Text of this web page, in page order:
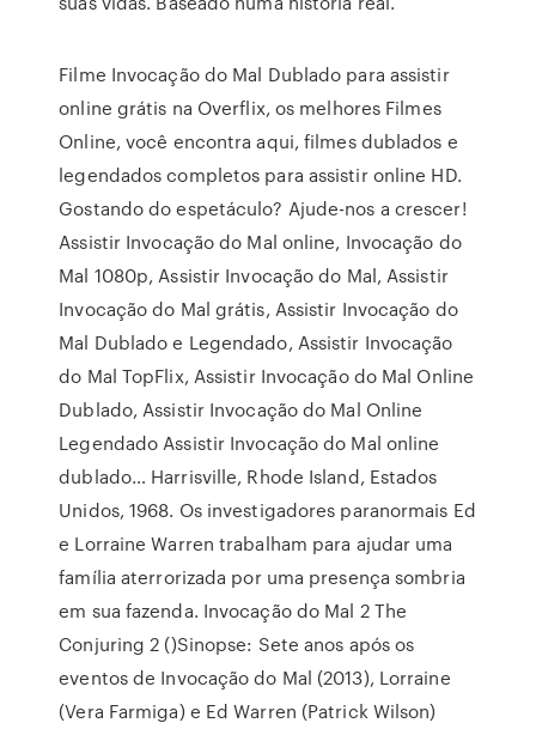
Filme Invocação do Mal Dublado para assistir
online grátis na Overflix, os melhores Filmes
Online, você encontra aqui, filmes dublados e
legendados completos para assistir online HD.
Gostando do espetáculo? Ajude-nos a crescer!
Assistir Invocação do Mal online, Invocação do
Mal 1080p, Assistir Invocação do Mal, Assistir
Invocação do Mal grátis, Assistir Invocação do
Mal Dublado e Legendado, Assistir Invocação
do Mal TopFlix, Assistir Invocação do Mal Online
Dublado, Assistir Invocação do Mal Online
Legendado Assistir Invocação do Mal online
dublado… Harrisville, Rhode Island, Estados
Unidos, 1968. Os investigadores paranormais Ed
e Lorraine Warren trabalham para ajudar uma
família aterrorizada por uma presença sombria
em sua fazenda. Invocação do Mal 2 The
Conjuring 2 ()Sinopse: Sete anos após os
eventos de Invocação do Mal (2013), Lorraine
(Vera Farmiga) e Ed Warren (Patrick Wilson)